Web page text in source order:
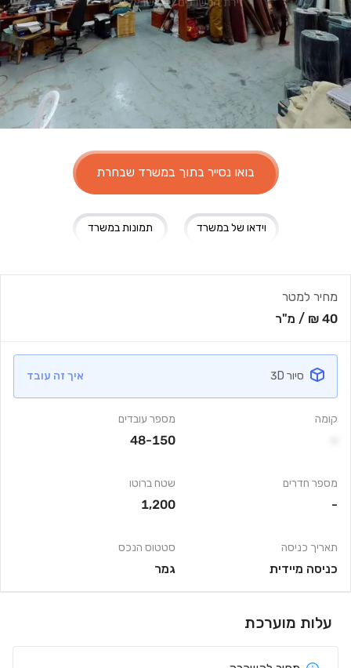
בואו נסייר בתוך במשרד שבחרת
תמונות במשרד וידאו של במשרד
מחיר למטר
40 ₪
/ מ"ר
סיור 3D איך זה עובד
קומה
מספר חדרים
-
תאריך כניסה
כניסה מיידית
מספר עובדים
48-150
שטח ברוטו
1,200
סטטוס הנכס
גמר
עלות מוערכת